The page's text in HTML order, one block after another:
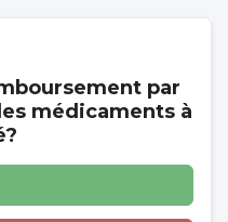
par
médicaments à